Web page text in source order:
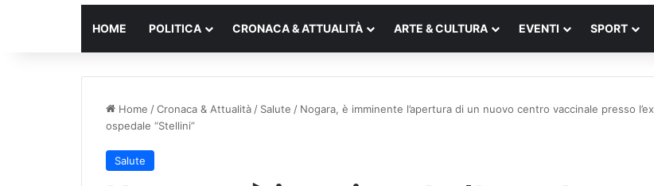
HOME POLITICA CRONACA & ATTUALITÀ ARTE & CULTURA EVENTI SPORT
Home /Cronaca & Attualità / Salute / Nogara, è imminente l’apertura di un nuovo centro vaccinale presso l’ex
ospedale “Stellini”
Salute